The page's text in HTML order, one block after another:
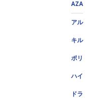
AZA
アル
キル
ポリ
ハイ
ドラ